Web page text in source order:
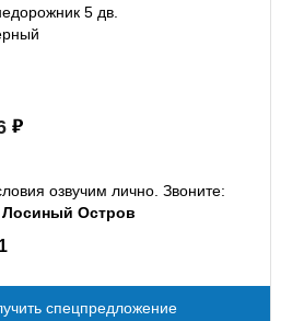
5 дв.
озвучим лично. Звоните:
Остров
спецпредложение